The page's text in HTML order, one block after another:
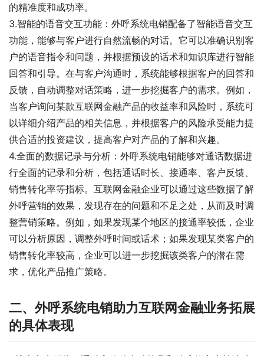
的精准度和成功率。
3.智能的语音交互功能：外呼系统电销配备了智能语音交互
功能，能够与客户进行自然流畅的对话。它可以准确识别客
户的语音指令和问题，并根据预设的话术和知识库进行智能
回答和引导。在与客户沟通时，系统能够根据客户的回答和
反馈，自动调整对话策略，进一步挖掘客户的需求。例如，
当客户询问某款互联网金融产品的收益率和风险时，系统可
以详细介绍产品的相关信息，并根据客户的风险承受能力提
供合适的投资建议，提高客户对产品的了解和兴趣。
4.全面的数据记录与分析：外呼系统电销能够对通话数据进
行全面的记录和分析，包括通话时长、接通率、客户反馈、
销售转化率等指标。互联网金融企业可以通过这些数据了解
外呼营销的效果，发现存在的问题和不足之处，从而及时调
整营销策略。例如，如果发现某个地区的接通率较低，企业
可以分析原因，调整外呼时间或话术；如果发现某类客户的
销售转化率较高，企业可以进一步挖掘该类客户的潜在需
求，优化产品推广策略。
二、外呼系统电销助力互联网金融业务拓展
的具体表现